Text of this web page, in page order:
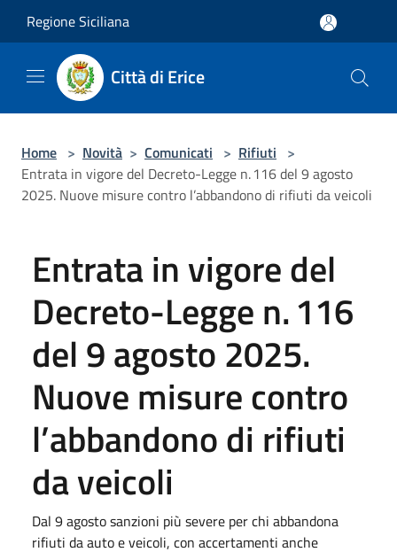
Regione Siciliana
Città di Erice
Home > Novità > Comunicati > Rifiuti >
Entrata in vigore del Decreto-Legge n. 116 del 9 agosto
2025. Nuove misure contro l’abbandono di rifiuti da veicoli
Entrata in vigore del
Decreto-Legge n. 116
del 9 agosto 2025.
Nuove misure contro
l’abbandono di rifiuti
da veicoli
Dal 9 agosto sanzioni più severe per chi abbandona
rifiuti da auto e veicoli, con accertamenti anche